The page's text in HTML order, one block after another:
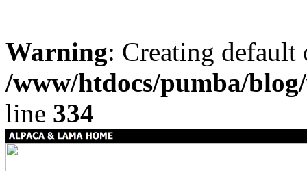
Warning: Creating
/www/htdocs/pumba/
line 334